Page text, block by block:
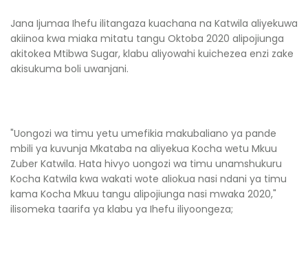
Jana Ijumaa Ihefu ilitangaza kuachana na Katwila aliyekuwa
akiinoa kwa miaka mitatu tangu Oktoba 2020 alipojiunga
akitokea Mtibwa Sugar, klabu aliyowahi kuichezea enzi zake
akisukuma boli uwanjani.
"Uongozi wa timu yetu umefikia makubaliano ya pande
mbili ya kuvunja Mkataba na aliyekua Kocha wetu Mkuu
Zuber Katwila. Hata hivyo uongozi wa timu unamshukuru
Kocha Katwila kwa wakati wote aliokua nasi ndani ya timu
kama Kocha Mkuu tangu alipojiunga nasi mwaka 2020,"
ilisomeka taarifa ya klabu ya Ihefu iliyoongeza;